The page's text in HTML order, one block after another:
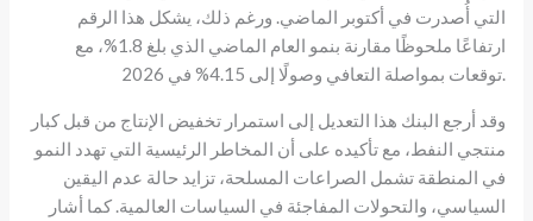
التي أُصدرت في أكتوبر الماضي. ورغم ذلك، يشكل هذا الرقم
ارتفاعًا ملحوظًا مقارنة بنمو العام الماضي الذي بلغ 1.8%، مع
توقعات بمواصلة التعافي وصولًا إلى 4.15% في 2026.
وقد أرجع البنك هذا التعديل إلى استمرار تخفيض الإنتاج من قبل كبار
منتجي النفط، مع تأكيده على أن المخاطر الرئيسية التي تهدد النمو
في المنطقة تشمل الصراعات المسلحة، تزايد حالة عدم اليقين
السياسي، والتحولات المفاجئة في السياسات العالمية. كما أشار